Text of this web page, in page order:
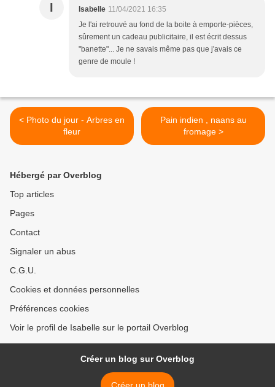
I Isabelle 11/04/2021 16:35
Je l'ai retrouvé au fond de la boite à emporte-pièces,
sûrement un cadeau publicitaire, il est écrit dessus
"banette"... Je ne savais même pas que j'avais ce
genre de moule !
< Photo du jour - Arbres en
fleur
Pain indien , naans au
fromage >
Hébergé par Overblog
Top articles
Pages
Contact
Signaler un abus
C.G.U.
Cookies et données personnelles
Préférences cookies
Voir le profil de Isabelle sur le portail Overblog
Créer un blog sur Overblog